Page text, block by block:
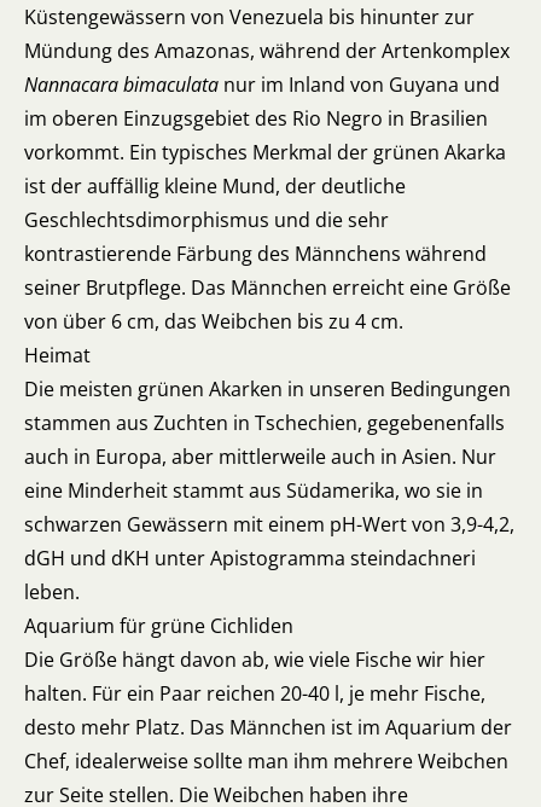
Küstengewässern von Venezuela bis hinunter zur
Mündung des Amazonas, während der Artenkomplex
Nannacara bimaculata nur im Inland von Guyana und
im oberen Einzugsgebiet des Rio Negro in Brasilien
vorkommt. Ein typisches Merkmal der grünen Akarka
ist der auffällig kleine Mund, der deutliche
Geschlechtsdimorphismus und die sehr
kontrastierende Färbung des Männchens während
seiner Brutpflege. Das Männchen erreicht eine Größe
von über 6 cm, das Weibchen bis zu 4 cm.
Heimat
Die meisten grünen Akarken in unseren Bedingungen
stammen aus Zuchten in Tschechien, gegebenenfalls
auch in Europa, aber mittlerweile auch in Asien. Nur
eine Minderheit stammt aus Südamerika, wo sie in
schwarzen Gewässern mit einem pH-Wert von 3,9-4,2,
dGH und dKH unter Apistogramma steindachneri
leben.
Aquarium für grüne Cichliden
Die Größe hängt davon ab, wie viele Fische wir hier
halten. Für ein Paar reichen 20-40 l, je mehr Fische,
desto mehr Platz. Das Männchen ist im Aquarium der
Chef, idealerweise sollte man ihm mehrere Weibchen
zur Seite stellen. Die Weibchen haben ihre